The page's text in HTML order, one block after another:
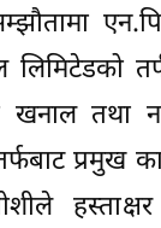
लिमिटेडको
तथा
प्रमुख